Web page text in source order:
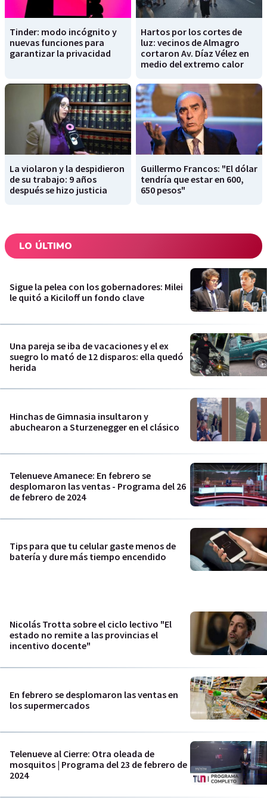
Tinder: modo incógnito y
nuevas funciones para
garantizar la privacidad
Hartos por los cortes de
luz: vecinos de Almagro
cortaron Av. Díaz Vélez en
medio del extremo calor
La violaron y la despidieron
de su trabajo: 9 años
después se hizo justicia
Guillermo Francos: "El dólar
tendría que estar en 600,
650 pesos"
LO ÚLTIMO
Sigue la pelea con los gobernadores: Milei
le quitó a Kiciloff un fondo clave
Una pareja se iba de vacaciones y el ex
suegro lo mató de 12 disparos: ella quedó
herida
Hinchas de Gimnasia insultaron y
abuchearon a Sturzenegger en el clásico
Telenueve Amanece: En febrero se
desplomaron las ventas - Programa del 26
de febrero de 2024
Tips para que tu celular gaste menos de
batería y dure más tiempo encendido
Nicolás Trotta sobre el ciclo lectivo "El
estado no remite a las provincias el
incentivo docente"
En febrero se desplomaron las ventas en
los supermercados
Telenueve al Cierre: Otra oleada de
mosquitos | Programa del 23 de febrero de
2024